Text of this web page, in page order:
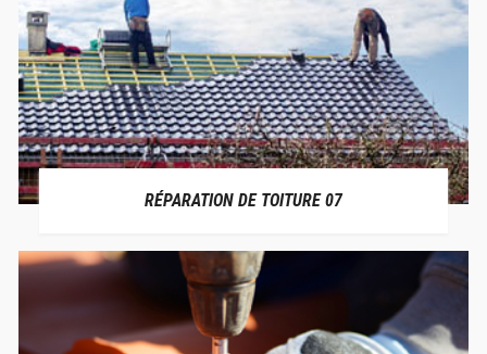
RÉPARATION DE TOITURE 07